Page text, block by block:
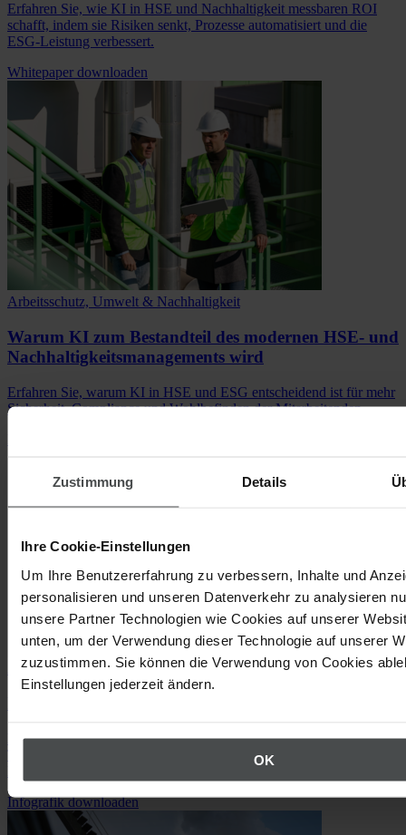
Zustimmung Details
Ihre Cookie-Einstellungen
Um Ihre Benutzererfahrung zu verbessern, Inhalte und
personalisieren und unseren Datenverkehr zu analysieren
unsere Partner Technologien wie Cookies auf unserer
unten, um der Verwendung dieser Technologie auf unserer
zuzustimmen. Sie können die Verwendung von Cookies
Einstellungen jederzeit ändern.
OK
Erfahren Sie, wie KI in HSE und Nachhaltigkeit messbaren ROI
schafft, indem sie Risiken senkt, Prozesse automatisiert und die
ESG-Leistung verbessert.
Whitepaper downloaden
Arbeitsschutz, Umwelt & Nachhaltigkeit
Warum KI zum Bestandteil des modernen HSE‑ und
Nachhaltigkeitsmanagements wird
Erfahren Sie, warum KI in HSE und ESG entscheidend ist für mehr
Sicherheit, Compliance und Wohlbefinden der Mitarbeitenden.
Arbeitsschutz, Umwelt & Nachhaltigkeit
Erhalten Sie in unserer Infografik Einblicke in die wichtigsten
Trends rund um Arbeitsschutz, Nachhaltigkeit sowie die Rolle von
Infografik downloaden